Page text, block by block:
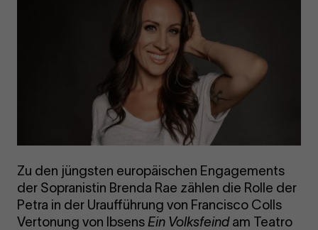
Zu den jüngsten europäischen Engagements
der Sopranistin Brenda Rae zählen die Rolle der
Petra in der Uraufführung von Francisco Colls
Vertonung von Ibsens Ein Volksfeindam Teatro